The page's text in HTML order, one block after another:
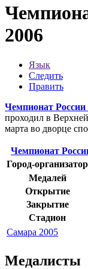
2006
Язык
Следить
Править
Чемпионат России
проходил в
марта во дворце
Чемпионат
Город-организатор
Медалей
Открытие
Закрытие
Стадион
Самара 2005
Медалисты